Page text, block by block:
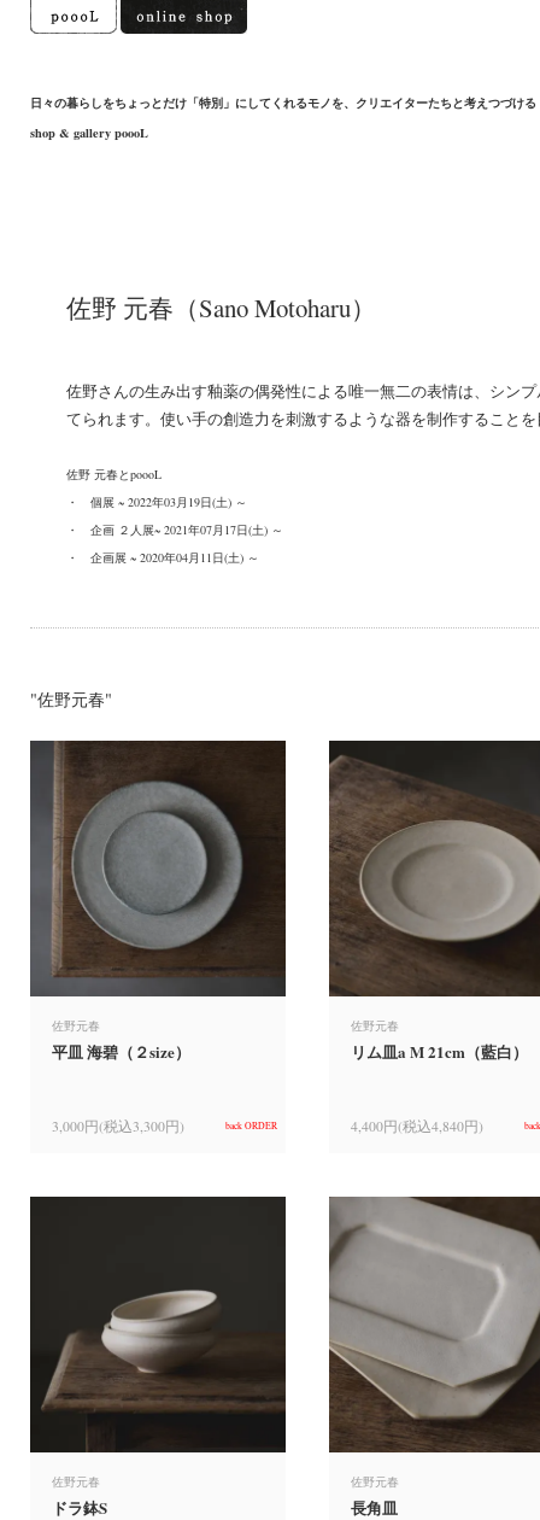
日々の暮らしをちょっとだけ「特別」にしてくれるモノを、クリエイターたちと考えつづける
shop & gallery poooL
佐野 元春（Sano Motoharu）
佐野さんの生み出す釉薬の偶発性による唯一無二の表情は、シン
てられます。使い手の創造力を刺激するような器を制作すること
佐野 元春とpoooL
・ 個展 ~ 2022年03月19日(土) ～
・ 企画 ２人展~ 2021年07月17日(土) ～
・ 企画展 ~ 2020年04月11日(土) ～
"佐野元春"
佐野元春
平皿 海碧（２size）
3,000円(税込3,300円) back ORDER
佐野元春
リム皿a M 21cm（藍白）
4,400円(税込4,840円)
佐野元春
ドラ鉢S
佐野元春
長角皿